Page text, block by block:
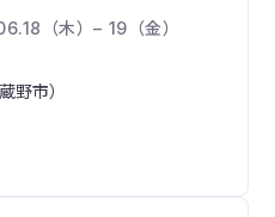
2023
2021
（木）– 19（金）
野市）